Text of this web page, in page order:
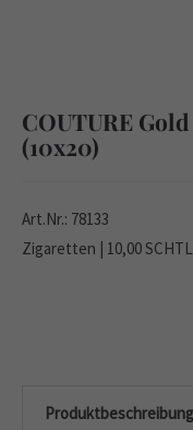
COUTURE
(10x20)
Art.Nr.: 78133
Zigaretten | 10,00 SCHTL
Produktbeschreibung